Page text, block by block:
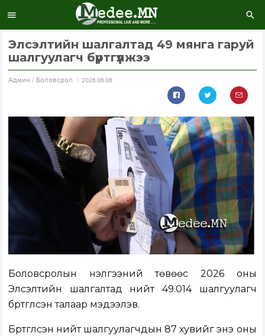
Элсэлтийн шалгалтад 49 мянга гаруй
шалгуулагч бүртгүүлжээ
Aдмин / Боловсрол 2026.06.06
Боловсролын үнэлгээний төвөөс 2026 оны
Элсэлтийн шалгалтад нийт 49.014 шалгуулагч
бүртгүүлсэн талаар мэдээлэв.
Бүртгүүлсэн нийт шалгуулагчдын 87 хувийг энэ оны